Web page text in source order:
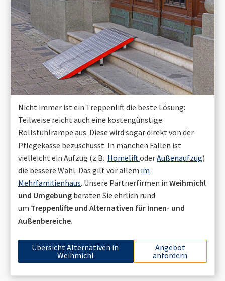
Nicht immer ist ein Treppenlift die beste Lösung:
Teilweise reicht auch eine kostengünstige
Rollstuhlrampe aus. Diese wird sogar direkt von der
Pflegekasse bezuschusst. In manchen Fällen ist
vielleicht ein Aufzug (z.B. HomeliftoderAußenaufzug)
die bessere Wahl. Das gilt vor allem im
Mehrfamilienhaus. Unsere Partnerfirmen in Weihmichl
und Umgebung beraten Sie ehrlich rund
um Treppenlifte und Alternativen für Innen- und
Außenbereiche.
Übersicht Alternativen in
Weihmichl
Angebot
anfordern